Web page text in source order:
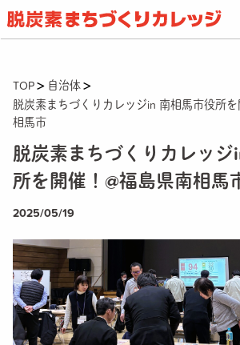
TOP
自治体
脱炭素まちづくりカレッジin 南相馬市役所を
相馬市
脱炭素まちづくりカレッ
所を開催！@福島県南相馬
2025/05/19